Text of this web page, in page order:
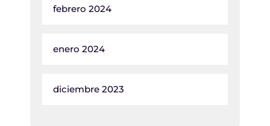
febrero 2024
enero 2024
diciembre 2023